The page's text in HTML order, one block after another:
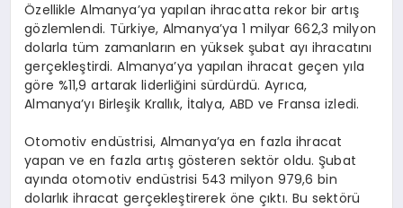
Özellikle Almanya’ya yapılan ihracatta rekor bir artış
gözlemlendi. Türkiye, Almanya’ya 1 milyar 662,3 milyon
dolarla tüm zamanların en yüksek şubat ayı ihracatını
gerçekleştirdi. Almanya’ya yapılan ihracat geçen yıla
göre %11,9 artarak liderliğini sürdürdü. Ayrıca,
Almanya’yı Birleşik Krallık, İtalya, ABD ve Fransa izledi.
Otomotiv endüstrisi, Almanya’ya en fazla ihracat
yapan ve en fazla artış gösteren sektör oldu. Şubat
ayında otomotiv endüstrisi 543 milyon 979,6 bin
dolarlık ihracat gerçekleştirerek öne çıktı. Bu sektörü